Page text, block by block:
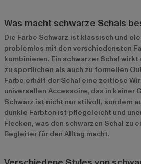
Was macht schwarze Schals
Die Farbe Schwarz ist klassisch und
problemlos mit den verschiedensten
kombinieren. Ein schwarzer Schal
zu sportlichen als auch zu formellen
Farbe erhält der Schal eine zeitlose
universellen Accessoire, das in keiner
Schwarz ist nicht nur stilvoll, sondern
dunkle Farbton ist pflegeleicht und
Flecken, was den schwarzen Schal zu
Begleiter für den Alltag macht.